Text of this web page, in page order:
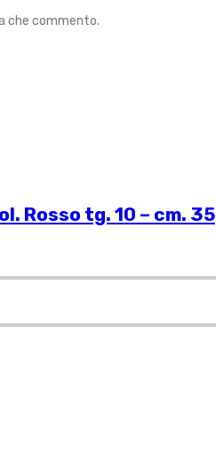
che commento.
Rosso tg. 10 – cm. 35